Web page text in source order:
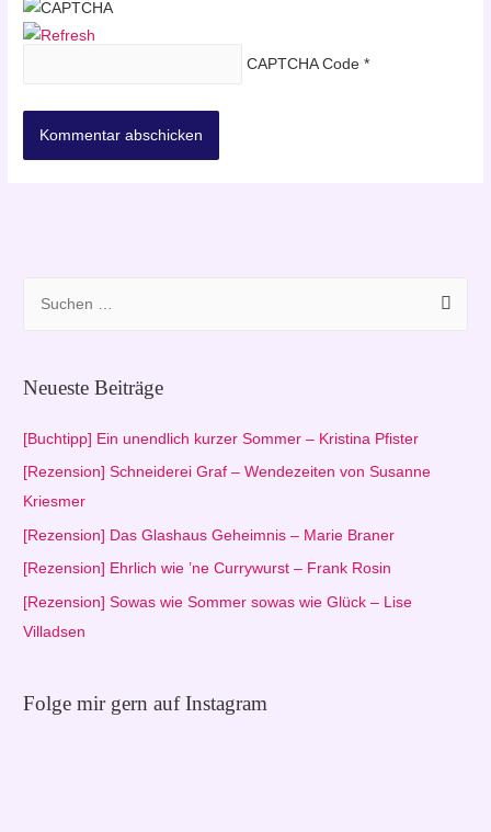
CAPTCHA Code*
h
n
n
a
c
Neueste Beiträge
[Buchtipp] Ein unendlich kurzer Sommer – Kristina Pfister
[Rezension] Schneiderei Graf – Wendezeiten von Susanne
Kriesmer
[Rezension] Das Glashaus Geheimnis – Marie Braner
[Rezension] Ehrlich wie ’ne Currywurst – Frank Rosin
[Rezension] Sowas wie Sommer sowas wie Glück – Lise
Villadsen
Folge mir gern auf Instagram